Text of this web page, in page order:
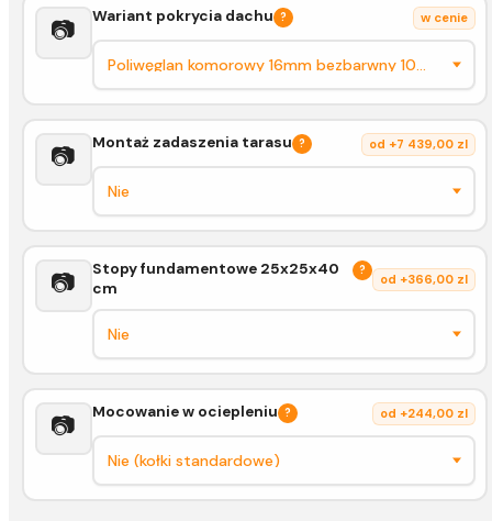
📷 Wariant pokrycia dachu ? w cenie
📷 Montaż zadaszenia tarasu ? od +7 439,00 zl
📷
Stopy fundamentowe 25x25x40
cm
?
od +366,00 zl
📷 Mocowanie w ociepleniu ? od +244,00 zl